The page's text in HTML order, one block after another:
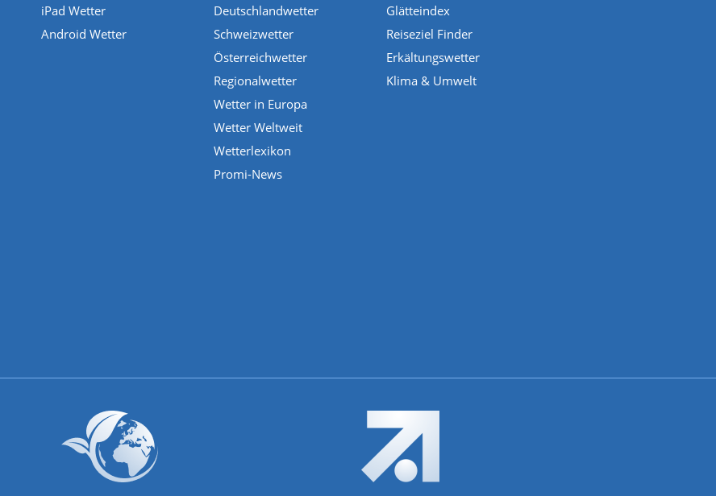
iPad Wetter
Android Wetter
Deutschlandwetter
Schweizwetter
Österreichwetter
Regionalwetter
Wetter in Europa
Wetter Weltweit
Wetterlexikon
Promi-News
Glätteindex
Reiseziel Finder
Erkältungswetter
Klima & Umwelt